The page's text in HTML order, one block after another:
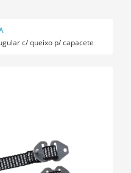
c/ queixo p/ capacete